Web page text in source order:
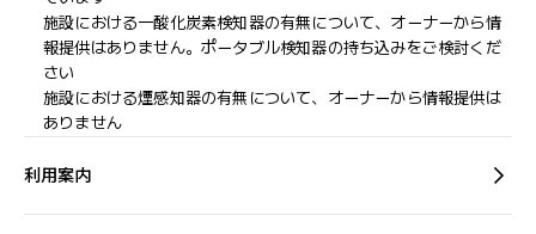
施設における一酸化炭素検知器の有無について、オーナーから情
報提供はありません。ポータブル検知器の持ち込みをご検討くだ
さい
施設における煙感知器の有無について、オーナーから情報提供は
ありません
利用案内